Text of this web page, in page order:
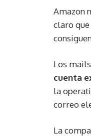
Amazon
claro
Los
cuenta
la
correo
La